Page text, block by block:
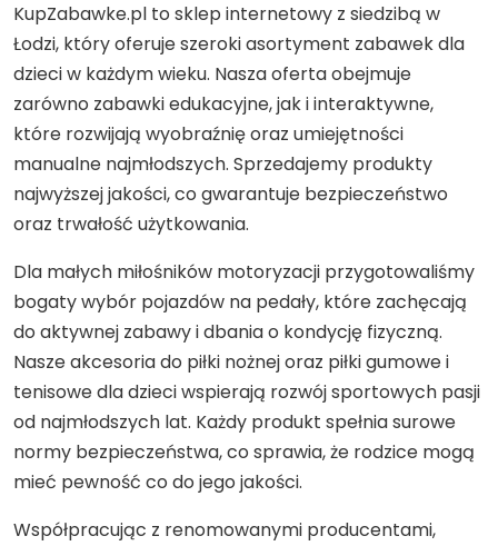
KupZabawke.pl to sklep internetowy z siedzibą w
Łodzi, który oferuje szeroki asortyment zabawek dla
dzieci w każdym wieku. Nasza oferta obejmuje
zarówno zabawki edukacyjne, jak i interaktywne,
które rozwijają wyobraźnię oraz umiejętności
manualne najmłodszych. Sprzedajemy produkty
najwyższej jakości, co gwarantuje bezpieczeństwo
oraz trwałość użytkowania.
Dla małych miłośników motoryzacji przygotowaliśmy
bogaty wybór pojazdów na pedały, które zachęcają
do aktywnej zabawy i dbania o kondycję fizyczną.
Nasze akcesoria do piłki nożnej oraz piłki gumowe i
tenisowe dla dzieci wspierają rozwój sportowych pasji
od najmłodszych lat. Każdy produkt spełnia surowe
normy bezpieczeństwa, co sprawia, że rodzice mogą
mieć pewność co do jego jakości.
Współpracując z renomowanymi producentami,